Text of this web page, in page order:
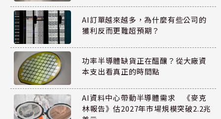
AI訂單越來越多，為什麼有些公司的
獲利反而更難超預期？
功率半導體缺貨正在醞釀？從大廠資
本支出看真正的時間點
AI資料中心帶動半導體需求 《麥克
林報告》估2027年市場規模突破2.2兆